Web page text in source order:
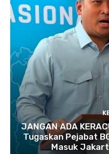
JANGAN ADA
Tugaskan Pejabat
Masuk